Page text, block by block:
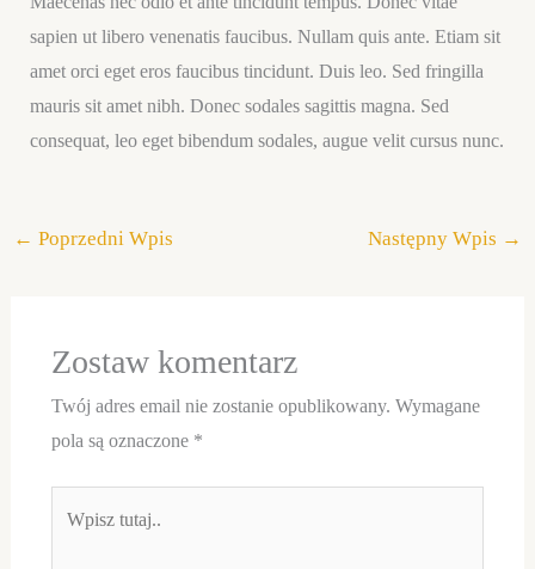
sapien ut libero venenatis faucibus. Nullam quis ante. Etiam sit
amet orci eget eros faucibus tincidunt. Duis leo. Sed fringilla
mauris sit amet nibh. Donec sodales sagittis magna. Sed
consequat, leo eget bibendum sodales, augue velit cursus nunc.
← Poprzedni Wpis Następny Wpis →
Zostaw komentarz
Twój adres email nie zostanie opublikowany. Wymagane
pola są oznaczone *